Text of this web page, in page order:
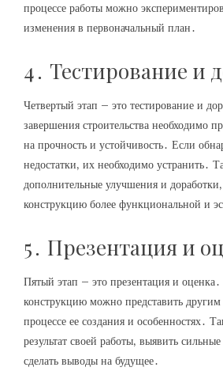
процессе работы можно
изменения в первоначальный план․
4․ Тестирование и
Четвертый этап – это тестирование и
завершения строительства необходимо
на прочность и устойчивость․ Если
недостатки‚ их необходимо устранить․
дополнительные улучшения и
конструкцию более функциональной и
5․ Презентация и
Пятый этап – это презентация и
конструкцию можно представить другим
процессе ее создания и особенностях․
результат своей работы‚ выявить
сделать выводы на будущее․